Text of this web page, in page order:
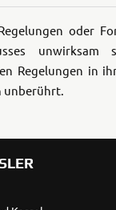
oder
Regelungen in
unberührt.